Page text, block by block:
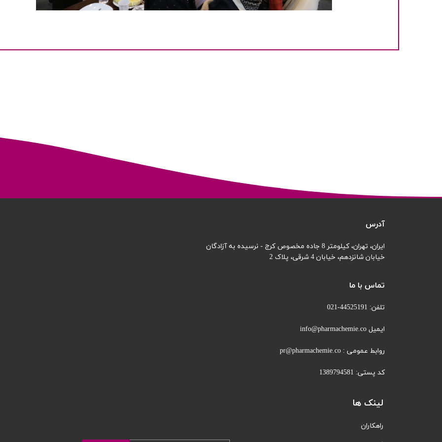
تماس با ما
تلفن: 44525191-021
ایمیل info@pharmachemie.co
روابط عمومی : pr@pharmachemie.co
کد پستی: 1389794581
آدرس
ایران، تهران، کیلومتر 8 جاده مخصوص کرج - نرسیده به آزادگان
خیابان شانزدهم، خیابان 4 شرقی، پلاک 2
لینک ها
راهکاران